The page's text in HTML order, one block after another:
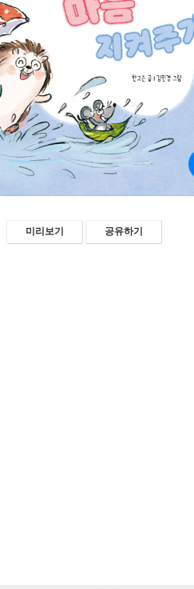
미리보기 공유하기